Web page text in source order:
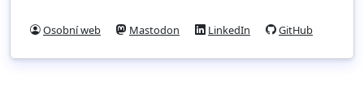
Osobní web Mastodon LinkedIn GitHub